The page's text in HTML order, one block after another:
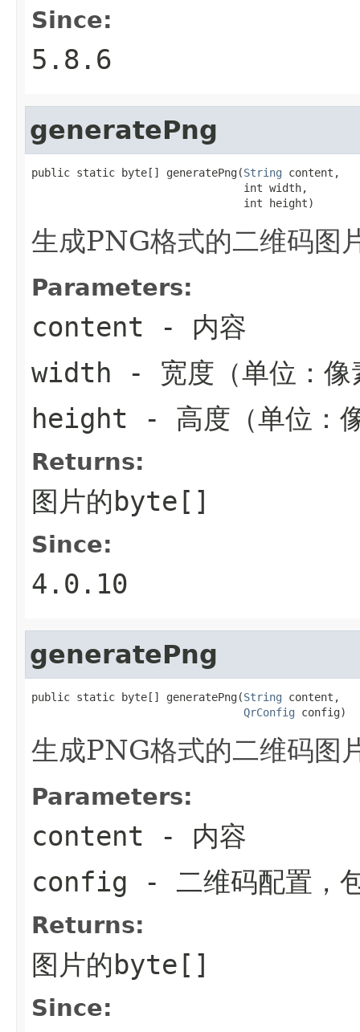
Since:
5.8.6
generatePng
public static byte[] generatePng(String content,
                                 int width,
                                 int height)
生成PNG格式的二维码图
Parameters:
content - 内容
width - 宽度（单位：像
height - 高度（单位：
Returns:
图片的byte[]
Since:
4.0.10
generatePng
public static byte[] generatePng(String content,
QrConfig config)
生成PNG格式的二维码图
Parameters:
content - 内容
config - 二维码配置，
Returns:
图片的byte[]
Since: